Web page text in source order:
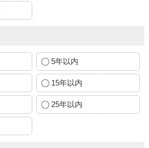
5年以内
15年以内
25年以内